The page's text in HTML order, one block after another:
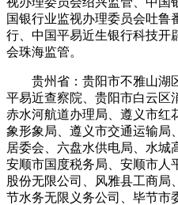
国银行业监视办理委员会吐鲁
行、中国平易近生银行科技开
会珠海监管。
贵州省：贵阳市不雅山湖
平易近查察院、贵阳市白云区
赤水河航道办理局、遵义市红
象形象局、遵义市交通运输局
居委会、六盘水供电局、水城
安顺市国度税务局、安顺市人
股份无限公司、风雅县工商局
节水务无限义务公司、毕节市